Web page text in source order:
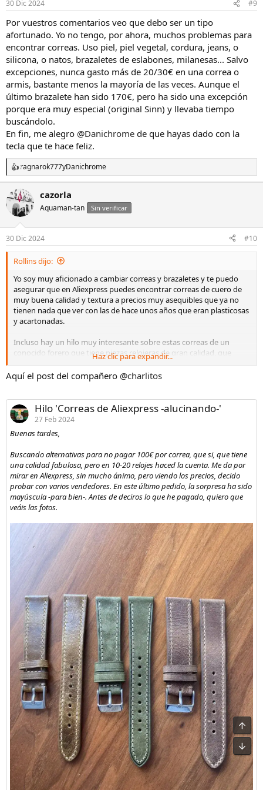
30 Dic 2024 #9
Por vuestros comentarios veo que debo ser un tipo
afortunado. Yo no tengo, por ahora, muchos problemas para
encontrar correas. Uso piel, piel vegetal, cordura, jeans, o
silicona, o natos, brazaletes de eslabones, milanesas... Salvo
excepciones, nunca gasto más de 20/30€ en una correa o
armis, bastante menos la mayoría de las veces. Aunque el
último brazalete han sido 170€, pero ha sido una excepción
porque era muy especial (original Sinn) y llevaba tiempo
buscándolo.
En fin, me alegro @Danichrome de que hayas dado con la
tecla que te hace feliz.
R
e
a
c
c
o
n
e
ragnarok777yDanichrome
cazorla
Aquaman-tan Sin verificar
30 Dic 2024 #10
Rollins dijo:
Yo soy muy aficionado a cambiar correas y brazaletes y te puedo
asegurar que en Aliexpress puedes encontrar correas de cuero de
muy buena calidad y textura a precios muy asequibles que ya no
tienen nada que ver con las de hace unos años que eran plasticosas
y acartonadas.
Incluso hay un hilo muy interesante sobre estas correas de un
conocido forero que tiene piezas relojeras de gran calidad, que
ahora no consigo encontrar ni recordar su nick y que habla de las
correas de cuero con una buena relación calidad-precio que se
pueden encontrar actualmente en Aliexpress.
Haz clic para expandir...
Aquí el post del compañero @charlitos
Hilo 'Correas de Aliexpress -alucinando-'
27 Feb 2024
Buenas tardes,
Buscando alternativas para no pagar 100€ por correa, que si, que tiene
una calidad fabulosa, pero en 10-20 relojes haced la cuenta. Me da por
mirar en Aliexpress, sin mucho ánimo, pero viendo los precios, decido
probar con varios vendedores. En este último pedido, la sorpresa ha sido
mayúscula -para bien-. Antes de deciros lo que he pagado, quiero que
veáis las fotos.